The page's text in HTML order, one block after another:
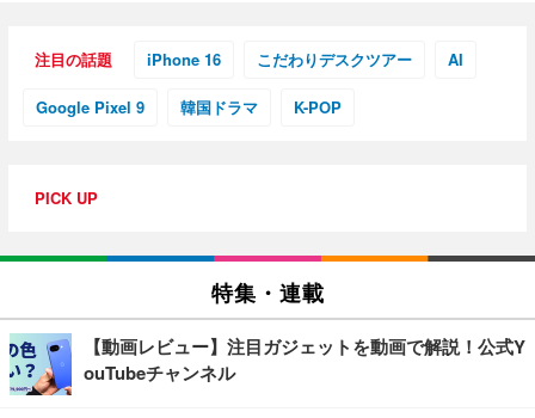
注目の話題 iPhone 16 こだわりデスクツアー AI
Google Pixel 9 韓国ドラマ K-POP
PICK UP
特集・連載
【動画レビュー】注目ガジェットを動画で解説！公式Y
ouTubeチャンネル